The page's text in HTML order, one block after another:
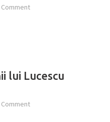
Comment
lui Lucescu
Comment